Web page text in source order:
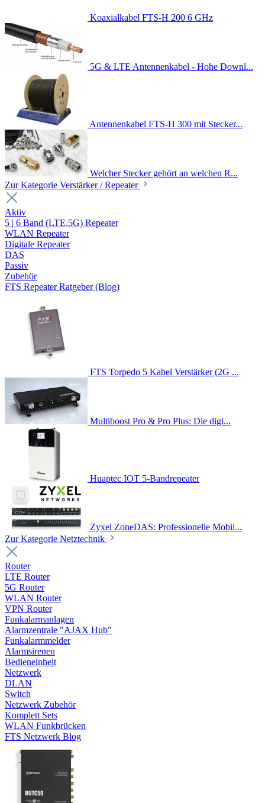
Koaxialkabel FTS-H 200 6 GHz
5G & LTE Antennenkabel - Hohe Downl...
Antennenkabel FTS-H 300 mit Stecker...
Welcher Stecker gehört an welchen R...
Zur Kategorie Verstärker / Repeater
Aktiv
5 | 6 Band (LTE,5G) Repeater
WLAN Repeater
Digitale Repeater
DAS
Passiv
Zubehör
FTS Repeater Ratgeber (Blog)
FTS Torpedo 5 Kabel Verstärker (2G ...
Multiboost Pro & Pro Plus: Die digi...
Huaptec IOT 5-Bandrepeater
Zyxel ZoneDAS: Professionelle Mobil...
Zur Kategorie Netztechnik
Router
LTE Router
5G Router
WLAN Router
VPN Router
Funkalarmanlagen
Alarmzentrale "AJAX Hub"
Funkalarmmelder
Alarmsirenen
Bedieneinheit
Netzwerk
DLAN
Switch
Netzwerk Zubehör
Komplett Sets
WLAN Funkbrücken
FTS Netzwerk Blog